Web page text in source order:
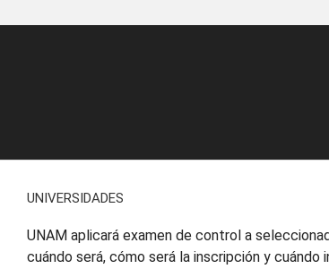
UNIVERSIDADES
UNAM aplicará examen de control a
cuándo será, cómo será la inscripción y cuándo